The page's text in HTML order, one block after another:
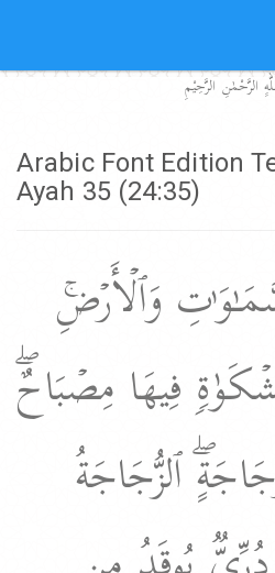
الرَّحْمٰنِ الرَّحِيْمِ
Arabic Font Edition
Ayah 35 (24:35)
ٰ⁠تِ وَٱلۡأَرۡضِۚ
فِیهَا مِصۡبَاحٌۖ
ٱلزُّجَاجَةُ